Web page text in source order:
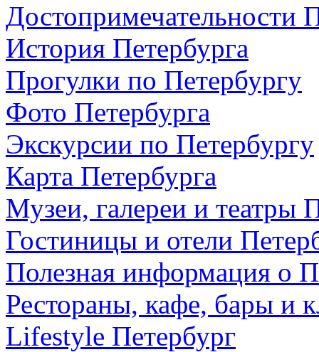
Достопримечательности
История Петербурга
Прогулки по Петербургу
Фото Петербурга
Экскурсии по Петербургу
Карта Петербурга
Музеи, галереи и театры
Гостиницы и отели
Полезная информация о
Рестораны, кафе, бары и
Lifestyle Петербург